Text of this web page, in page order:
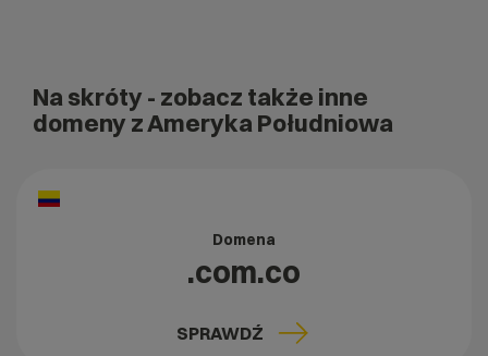
Na skróty - zobacz także inne
domeny z Ameryka Południowa
Domena
.com.co
SPRAWDŹ